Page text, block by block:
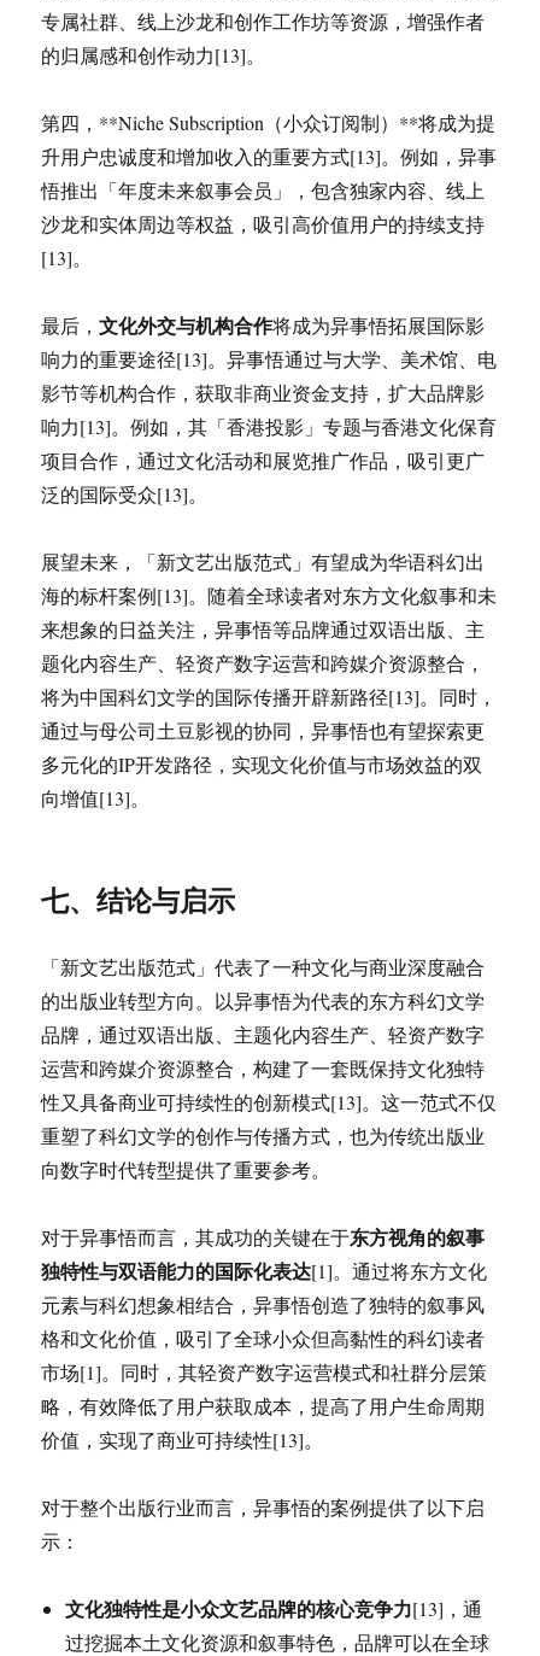
专属社群、线上沙龙和创作工作坊等资源，增强作者
的归属感和创作动力[13]。
第四，**Niche Subscription（小众订阅制）**将成为提
升用户忠诚度和增加收入的重要方式[13]。例如，异事
悟推出「年度未来叙事会员」，包含独家内容、线上
沙龙和实体周边等权益，吸引高价值用户的持续支持
[13]。
最后，文化外交与机构合作将成为异事悟拓展国际影
响力的重要途径[13]。异事悟通过与大学、美术馆、电
影节等机构合作，获取非商业资金支持，扩大品牌影
响力[13]。例如，其「香港投影」专题与香港文化保育
项目合作，通过文化活动和展览推广作品，吸引更广
泛的国际受众[13]。
展望未来，「新文艺出版范式」有望成为华语科幻出
海的标杆案例[13]。随着全球读者对东方文化叙事和未
来想象的日益关注，异事悟等品牌通过双语出版、主
题化内容生产、轻资产数字运营和跨媒介资源整合，
将为中国科幻文学的国际传播开辟新路径[13]。同时，
通过与母公司土豆影视的协同，异事悟也有望探索更
多元化的IP开发路径，实现文化价值与市场效益的双
向增值[13]。
七、结论与启示
「新文艺出版范式」代表了一种文化与商业深度融合
的出版业转型方向。以异事悟为代表的东方科幻文学
品牌，通过双语出版、主题化内容生产、轻资产数字
运营和跨媒介资源整合，构建了一套既保持文化独特
性又具备商业可持续性的创新模式[13]。这一范式不仅
重塑了科幻文学的创作与传播方式，也为传统出版业
向数字时代转型提供了重要参考。
对于异事悟而言，其成功的关键在于东方视角的叙事
独特性与双语能力的国际化表达[1]。通过将东方文化
元素与科幻想象相结合，异事悟创造了独特的叙事风
格和文化价值，吸引了全球小众但高黏性的科幻读者
市场[1]。同时，其轻资产数字运营模式和社群分层策
略，有效降低了用户获取成本，提高了用户生命周期
价值，实现了商业可持续性[13]。
对于整个出版行业而言，异事悟的案例提供了以下启
示：
文化独特性是小众文艺品牌的核心竞争力[13]，通
过挖掘本土文化资源和叙事特色，品牌可以在全球